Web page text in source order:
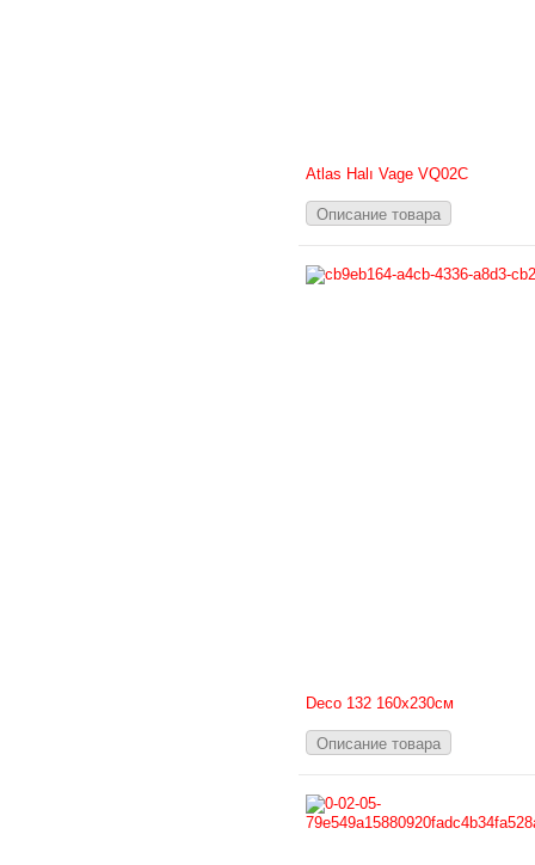
Atlas Halı Vage VQ02C
Описание товара
Deсo 132 160х230см
Описание товара